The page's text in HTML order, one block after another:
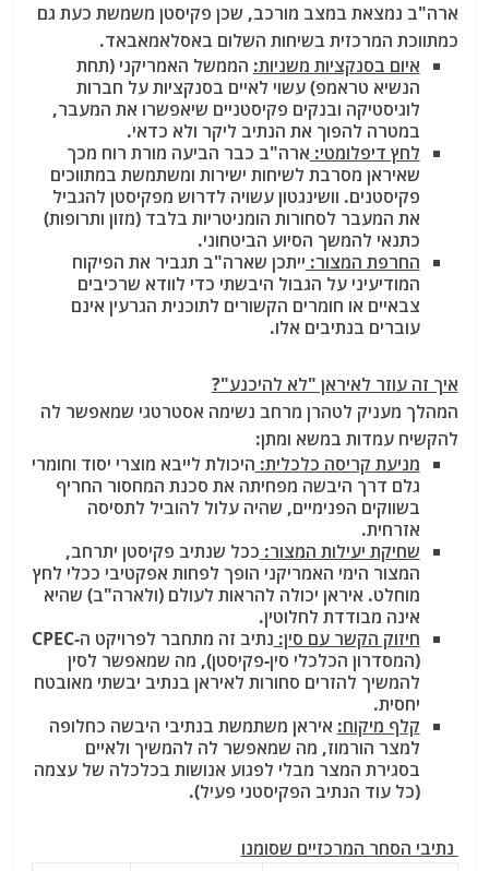
ארה"ב נמצאת במצב מורכב, שכן פקיסטן משמשת כעת גם
כמתווכת המרכזית בשיחות השלום באסלאמאבאד.
איום בסנקציות משניות: הממשל האמריקני (תחת
הנשיא טראמפ) עשוי לאיים בסנקציות על חברות
לוגיסטיקה ובנקים פקיסטניים שיאפשרו את המעבר,
במטרה להפוך את הנתיב ליקר ולא כדאי.
לחץ דיפלומטי: ארה"ב כבר הביעה מורת רוח מכך
שאיראן מסרבת לשיחות ישירות ומשתמשת במתווכים
פקיסטנים. וושינגטון עשויה לדרוש מפקיסטן להגביל
את המעבר לסחורות הומניטריות בלבד (מזון ותרופות)
כתנאי להמשך הסיוע הביטחוני.
החרפת המצור: ייתכן שארה"ב תגביר את הפיקוח
המודיעיני על הגבול היבשתי כדי לוודא שרכיבים
צבאיים או חומרים הקשורים לתוכנית הגרעין אינם
עוברים בנתיבים אלו.
איך זה עוזר לאיראן "לא להיכנע"?
המהלך מעניק לטהרן מרחב נשימה אסטרטגי שמאפשר לה
להקשיח עמדות במשא ומתן:
מניעת קריסה כלכלית: היכולת לייבא מוצרי יסוד וחומרי
גלם דרך היבשה מפחיתה את סכנת המחסור החריף
בשווקים הפנימיים, שהיה עלול להוביל לתסיסה
אזרחית.
שחיקת יעילות המצור: ככל שנתיב פקיסטן יתרחב,
המצור הימי האמריקני הופך לפחות אפקטיבי ככלי לחץ
מוחלט. איראן יכולה להראות לעולם (ולארה"ב) שהיא
אינה מבודדת לחלוטין.
חיזוק הקשר עם סין:
נתיב זה מתחבר לפרויקט ה-CPEC
(המסדרון הכלכלי סין-פקיסטן), מה שמאפשר לסין
להמשיך להזרים סחורות לאיראן בנתיב יבשתי מאובטח
יחסית.
קלף מיקוח: איראן משתמשת בנתיבי היבשה כחלופה
למצר הורמוז, מה שמאפשר לה להמשיך ולאיים
בסגירת המצר מבלי לפגוע אנושות בכלכלה של עצמה
(כל עוד הנתיב הפקיסטני פעיל).
נתיבי הסחר המרכזיים שסומנו